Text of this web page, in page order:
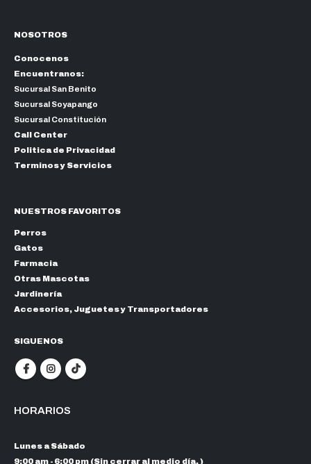
NOSOTROS
Conocenos
Encuentranos:
Sucursal San Benito
Sucursal Soyapango
Sucursal Constitución
Call Center
Politica de Privacidad
Terminos y Servicios
NUESTROS FAVORITOS
Perros
Gatos
Farmacia
Otras Mascotas
Jardinería
Accesorios, Juguetes y Transportadores
SIGUENOS
HORARIOS
Lunes a Sábado
9:00 am - 6:00 pm (Sin cerrar al medio día. )